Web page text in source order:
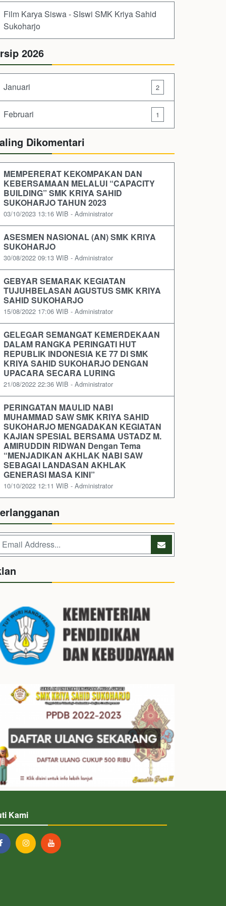
Film Karya Siswa - SIswi SMK Kriya Sahid
Sukoharjo
2026
Januari 2
Februari 1
Dikomentari
MEMPERERAT KEKOMPAKAN DAN
KEBERSAMAAN MELALUI “CAPACITY
BUILDING” SMK KRIYA SAHID
SUKOHARJO TAHUN 2023
03/10/2023 13:16 WIB - Administrator
ASESMEN NASIONAL (AN) SMK KRIYA
SUKOHARJO
30/08/2022 09:13 WIB - Administrator
GEBYAR SEMARAK KEGIATAN
TUJUHBELASAN AGUSTUS SMK KRIYA
SAHID SUKOHARJO
15/08/2022 17:06 WIB - Administrator
GELEGAR SEMANGAT KEMERDEKAAN
DALAM RANGKA PERINGATI HUT
REPUBLIK INDONESIA KE 77 DI SMK
KRIYA SAHID SUKOHARJO DENGAN
UPACARA SECARA LURING
21/08/2022 22:36 WIB - Administrator
PERINGATAN MAULID NABI
MUHAMMAD SAW SMK KRIYA SAHID
SUKOHARJO MENGADAKAN KEGIATAN
KAJIAN SPESIAL BERSAMA USTADZ M.
AMIRUDDIN RIDWAN Dengan Tema
“MENJADIKAN AKHLAK NABI SAW
SEBAGAI LANDASAN AKHLAK
GENERASI MASA KINI”
10/10/2022 12:11 WIB - Administrator
Kami